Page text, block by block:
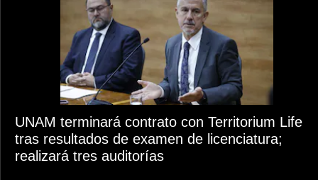
UNAM terminará contrato con Territorium Life
tras resultados de examen de licenciatura;
realizará tres auditorías